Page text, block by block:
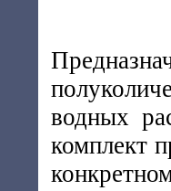
водных
комплект